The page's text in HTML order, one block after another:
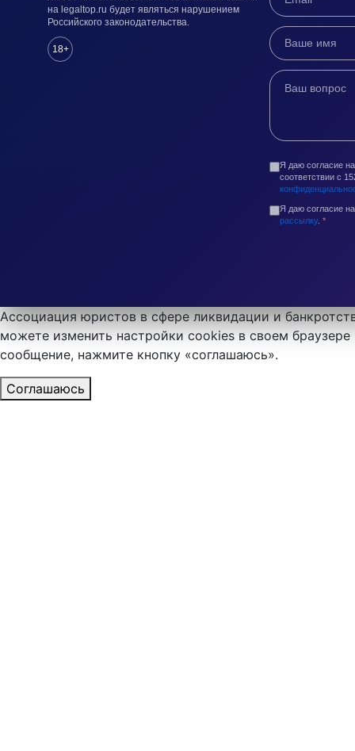
на legaltop.ru будет являться нарушением
Российского законодательства.
18+
Я даю согласие
соответствии с
Я даю согласие
рассылку. *
Ассоциация юристов в сфере ликвидации и
можете изменить настройки cookies в своем
сообщение, нажмите кнопку «соглашаюсь».
Соглашаюсь